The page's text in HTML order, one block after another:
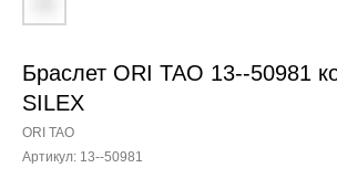
Браслет ORI TAO 13--50981
SILEX
ORI TAO
Артикул: 13--50981